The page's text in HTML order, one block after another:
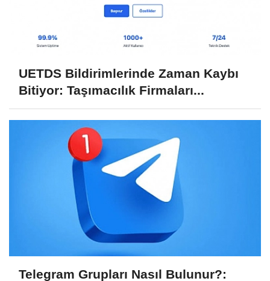
UETDS Bildirimlerinde Zaman Kaybı
Bitiyor: Taşımacılık Firmaları...
Telegram Grupları Nasıl Bulunur?: